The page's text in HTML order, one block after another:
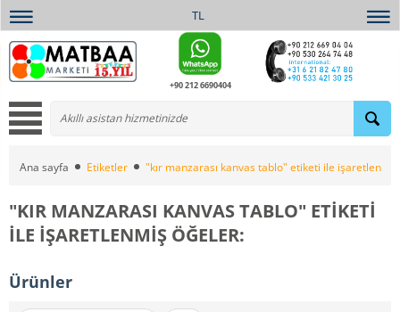
TL
+90 212 6690404
Ana sayfa Etiketler "kır manzarası kanvas tablo" etiketi ile
"KIR MANZARASI KANVAS TABLO" ETIKETI
ILE IŞARETLENMIŞ ÖĞELER:
Ürünler